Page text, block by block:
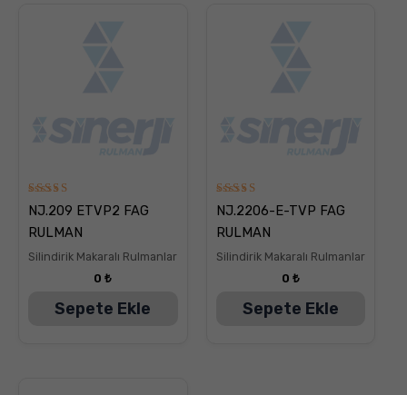
5
üzerinden
5.00
oy aldı
NJ.209 ETVP2 FAG
RULMAN
Silindirik Makaralı Rulmanlar
0₺
Sepete Ekle
5
üzerinden
5.00
oy aldı
NJ.2206-E-TVP FAG
RULMAN
Silindirik Makaralı Rulmanlar
0 ₺
Sepete Ekle